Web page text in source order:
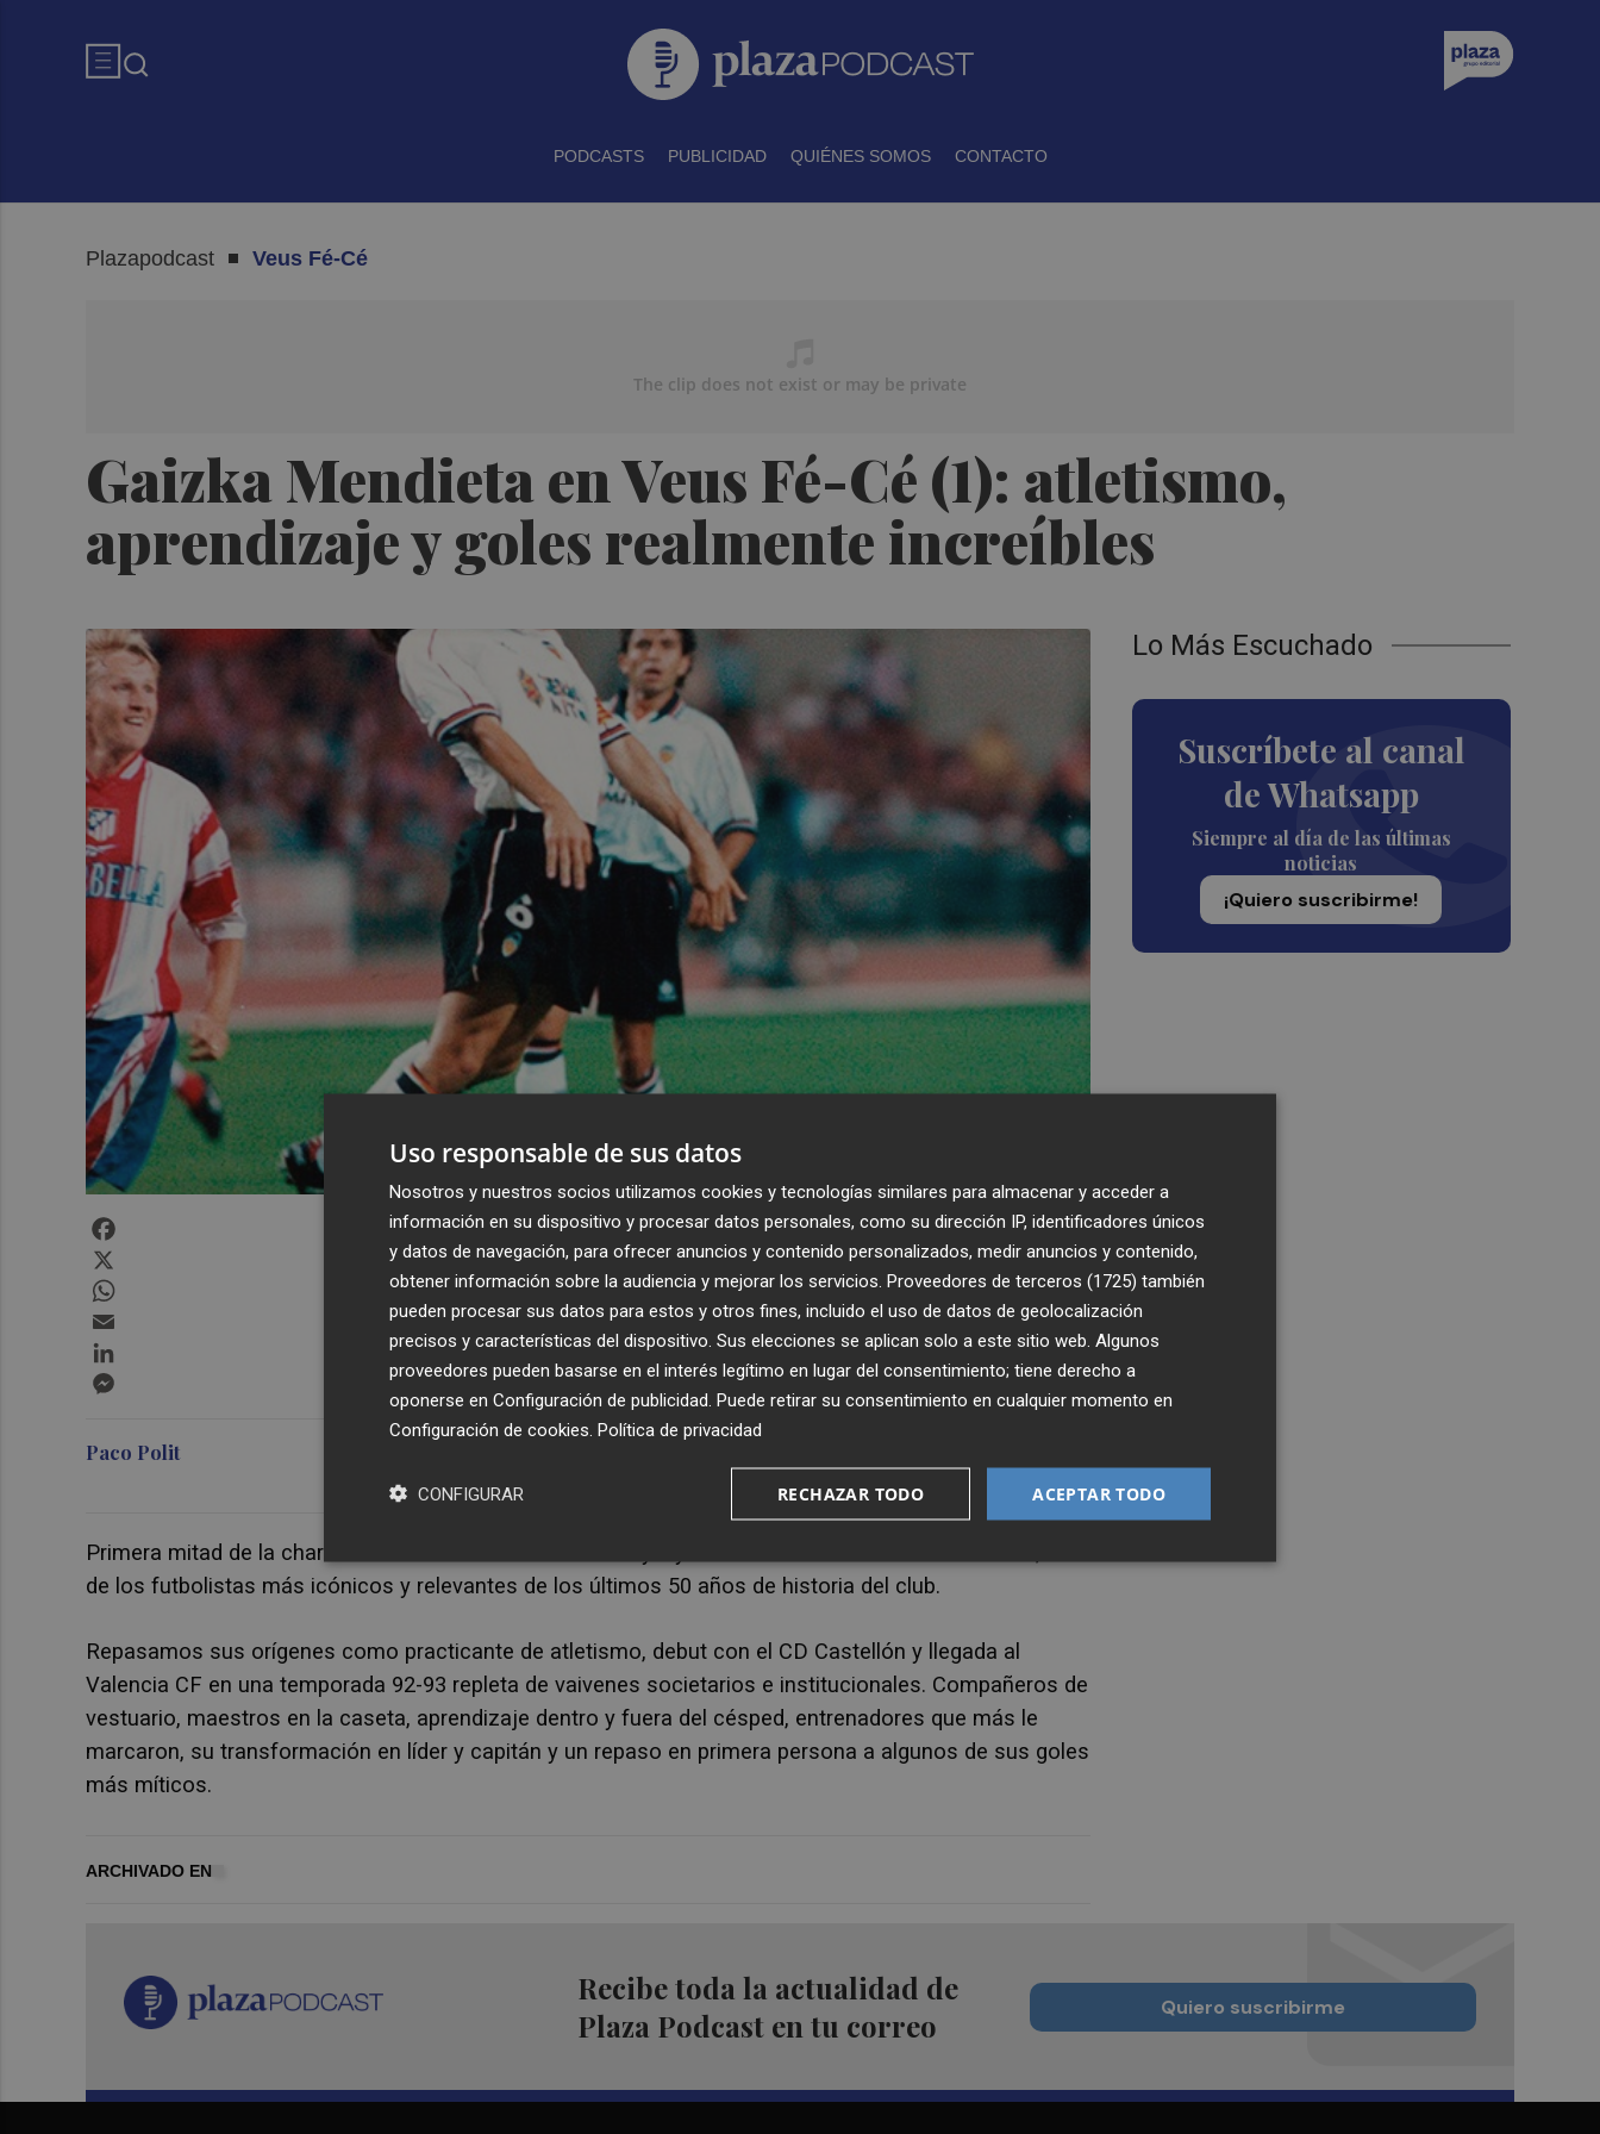
PODCASTS PUBLICIDAD QUIÉNES SOMOS CONTACTO
Plazapodcast Veus Fé-Cé
Gaizka Mendieta en Veus Fé-Cé (1): atletismo,
aprendizaje y goles realmente increíbles
Lo Más Escuchado
Suscríbete al canal
de Whatsapp
Siempre al día de las últimas
noticias
¡Quiero suscribirme!
Paco Polit
Primera mitad de la charla mantenida con el exfutbolista y leyenda valencianista Gaizka Mendieta
de los futbolistas más icónicos y relevantes de los últimos 50 años de historia del club.
Repasamos sus orígenes como practicante de atletismo, debut con el CD Castellón y llegada al
Valencia CF en una temporada 92-93 repleta de vaivenes societarios e institucionales. Compañeros de
vestuario, maestros en la caseta, aprendizaje dentro y fuera del césped, entrenadores que más le
marcaron, su transformación en líder y capitán y un repaso en primera persona a algunos de sus goles
más míticos.
ARCHIVADO EN
Recibe toda la actualidad de
Plaza Podcast en tu correo
Quiero suscribirme
Uso responsable de sus datos
Nosotros y nuestros socios utilizamos cookies y tecnologías similares para almacenar y acceder a
información en su dispositivo y procesar datos personales, como su dirección IP, identificadores únicos
y datos de navegación, para ofrecer anuncios y contenido personalizados, medir anuncios y contenido,
obtener información sobre la audiencia y mejorar los servicios. Proveedores de terceros (1725) también
pueden procesar sus datos para estos y otros fines, incluido el uso de datos de geolocalización
precisos y características del dispositivo. Sus elecciones se aplican solo a este sitio web. Algunos
proveedores pueden basarse en el interés legítimo en lugar del consentimiento; tiene derecho a
oponerse en Configuración de publicidad . Puede retirar su consentimiento en cualquier momento en
Configuración de cookies Política de privacidad
ACEPTAR TODO
RECHAZAR TODO
CONFIGURAR